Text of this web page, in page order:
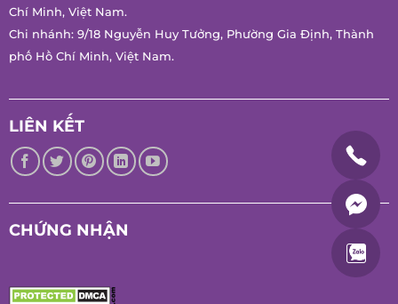
Chí Minh, Việt Nam.
Chi nhánh: 9/18 Nguyễn Huy Tưởng, Phường Gia Định, Thành
phố Hồ Chí Minh, Việt Nam.
LIÊN KẾT
CHỨNG NHẬN